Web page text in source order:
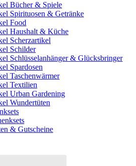
Bücher & Spiele
Spirituosen & Getränke
Food
Haushalt & Küche
Scherzartikel
Schilder
Schlüsselanhänger & Glücksbringer
Spardosen
Taschenwärmer
Textilien
Urban Gardening
Wundertüten
& Gutscheine